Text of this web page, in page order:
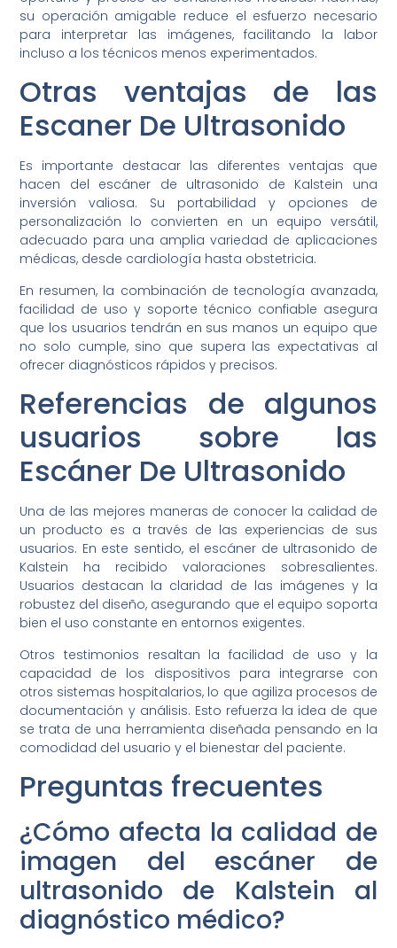
su operación amigable reduce el esfuerzo necesario
para interpretar las imágenes, facilitando la labor
incluso a los técnicos menos experimentados.
Otras ventajas de las
Escaner De Ultrasonido
Es importante destacar las diferentes ventajas que
hacen del escáner de ultrasonido de Kalstein una
inversión valiosa. Su portabilidad y opciones de
personalización lo convierten en un equipo versátil,
adecuado para una amplia variedad de aplicaciones
médicas, desde cardiología hasta obstetricia.
En resumen, la combinación de tecnología avanzada,
facilidad de uso y soporte técnico confiable asegura
que los usuarios tendrán en sus manos un equipo que
no solo cumple, sino que supera las expectativas al
ofrecer diagnósticos rápidos y precisos.
Referencias de algunos
usuarios sobre las
Escáner De Ultrasonido
Una de las mejores maneras de conocer la calidad de
un producto es a través de las experiencias de sus
usuarios. En este sentido, el escáner de ultrasonido de
Kalstein ha recibido valoraciones sobresalientes.
Usuarios destacan la claridad de las imágenes y la
robustez del diseño, asegurando que el equipo soporta
bien el uso constante en entornos exigentes.
Otros testimonios resaltan la facilidad de uso y la
capacidad de los dispositivos para integrarse con
otros sistemas hospitalarios, lo que agiliza procesos de
documentación y análisis. Esto refuerza la idea de que
se trata de una herramienta diseñada pensando en la
comodidad del usuario y el bienestar del paciente.
Preguntas frecuentes
¿Cómo afecta la calidad de
imagen del escáner de
ultrasonido de Kalstein al
diagnóstico médico?